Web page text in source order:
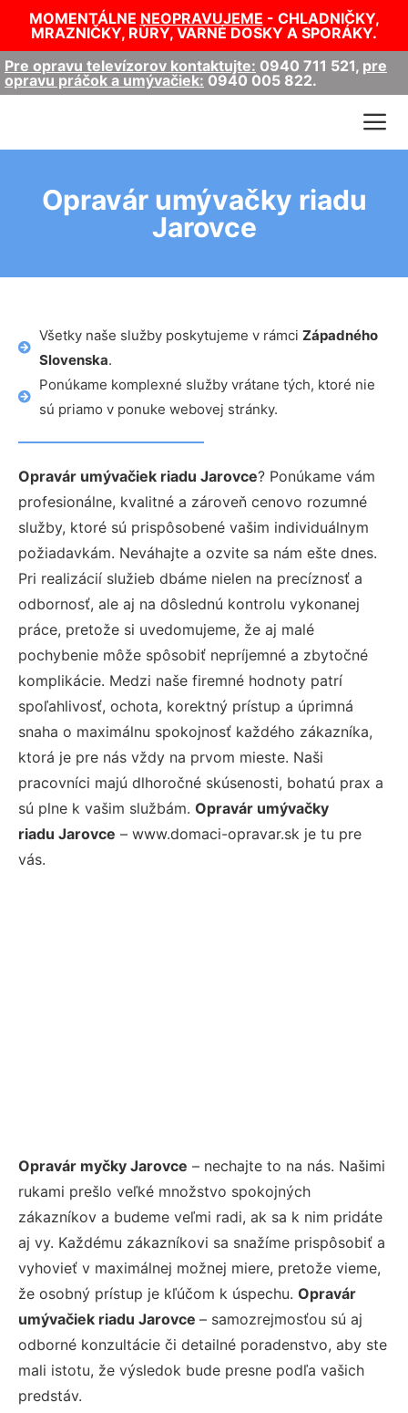
MOMENTÁLNE NEOPRAVUJEME - CHLADNIČKY,
MRAZNIČKY, RÚRY, VARNÉ DOSKY A SPORÁKY.
Pre opravu televízorov kontaktujte: 0940 711 521, pre
opravu práčok a umývačiek: 0940 005 822.
Opravár umývačky riadu
Jarovce
Všetky naše služby poskytujeme v rámci Západného
Slovenska.
Ponúkame komplexné služby vrátane tých, ktoré nie
sú priamo v ponuke webovej stránky.
Opravár umývačiek riadu Jarovce? Ponúkame vám
profesionálne, kvalitné a zároveň cenovo rozumné
služby, ktoré sú prispôsobené vašim individuálnym
požiadavkám. Neváhajte a ozvite sa nám ešte dnes.
Pri realizácií služieb dbáme nielen na precíznosť a
odbornosť, ale aj na dôslednú kontrolu vykonanej
práce, pretože si uvedomujeme, že aj malé
pochybenie môže spôsobiť nepríjemné a zbytočné
komplikácie. Medzi naše firemné hodnoty patrí
spoľahlivosť, ochota, korektný prístup a úprimná
snaha o maximálnu spokojnosť každého zákazníka,
ktorá je pre nás vždy na prvom mieste. Naši
pracovníci majú dlhoročné skúsenosti, bohatú prax a
sú plne k vašim službám. Opravár umývačky
riadu Jarovce – www.domaci-opravar.sk je tu pre
vás.
Opravár myčky Jarovce – nechajte to na nás. Našimi
rukami prešlo veľké množstvo spokojných
zákazníkov a budeme veľmi radi, ak sa k nim pridáte
aj vy. Každému zákazníkovi sa snažíme prispôsobiť a
vyhovieť v maximálnej možnej miere, pretože vieme,
že osobný prístup je kľúčom k úspechu. Opravár
umývačiek riadu Jarovce – samozrejmosťou sú aj
odborné konzultácie či detailné poradenstvo, aby ste
mali istotu, že výsledok bude presne podľa vašich
predstáv.